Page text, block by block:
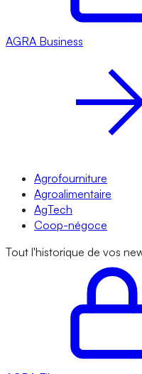
AGRA Business
Agrofourniture
Agroalimentaire
AgTech
Coop-négoce
Tout l'historique de vos